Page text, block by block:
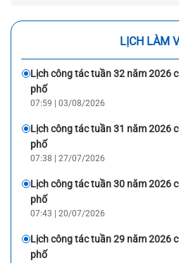
LỊCH LÀM
Lịch công tác tuần 32 năm 2026
phố
07:59 | 03/08/2026
Lịch công tác tuần 31 năm 2026
phố
07:38 | 27/07/2026
Lịch công tác tuần 30 năm 2026
phố
07:43 | 20/07/2026
Lịch công tác tuần 29 năm 2026
phố